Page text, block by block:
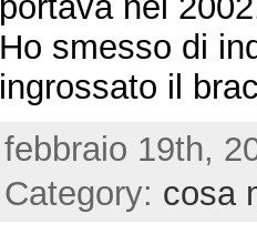
Ho smesso di
ingrossato il
febbraio 19th,
Category: cosa